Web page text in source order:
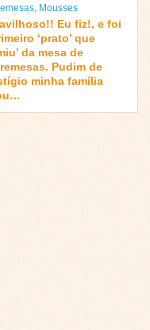
, Mousses
Eu fiz!, e foi
‘prato’ que
da mesa de
Pudim de
minha família